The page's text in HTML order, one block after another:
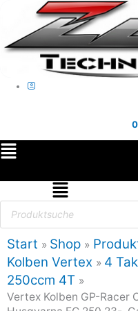
springen
Main
Menu
Flyout
Menu
Products
search
Start Shop
Kolben Vertex
4
250ccm 4T
Vertex Kolben GP-Racer